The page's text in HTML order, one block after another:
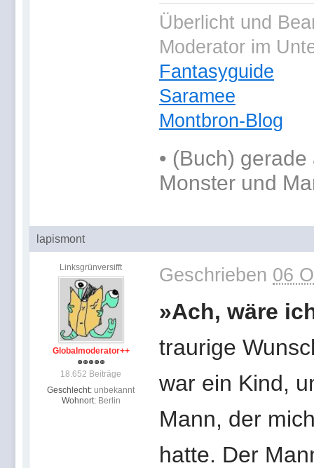
Überlicht und
Moderator im
Fantasyguide
Saramee
Montbron-Blog
• (Buch) gerade
Monster und
lapismont
Linksgrünversifft
Globalmoderator++
18.652 Beiträge
Geschlecht: unbekannt
Wohnort: Berlin
Geschrieben 06
»Ach, wäre
traurige
war ein Kind,
Mann, der
hatte. Der